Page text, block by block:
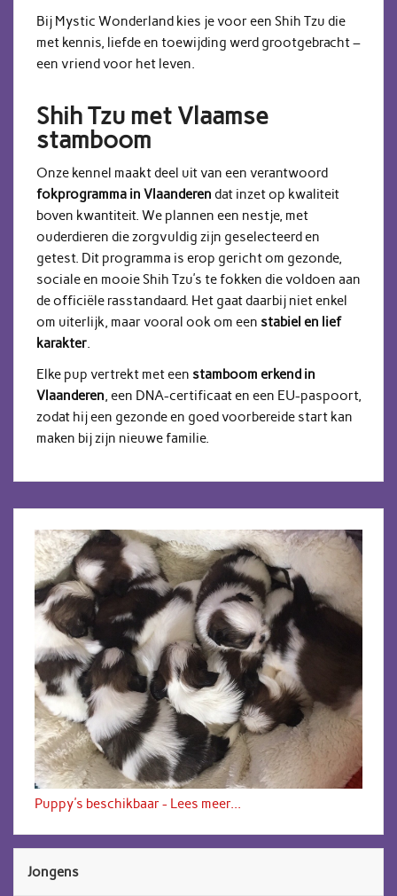
Bij Mystic Wonderland kies je voor een Shih Tzu die
met kennis, liefde en toewijding werd grootgebracht –
een vriend voor het leven.
Shih Tzu met Vlaamse
stamboom
Onze kennel maakt deel uit van een verantwoord
fokprogramma in Vlaanderen dat inzet op kwaliteit
boven kwantiteit. We plannen een nestje, met
ouderdieren die zorgvuldig zijn geselecteerd en
getest. Dit programma is erop gericht om gezonde,
sociale en mooie Shih Tzu’s te fokken die voldoen aan
de officiële rasstandaard. Het gaat daarbij niet enkel
om uiterlijk, maar vooral ook om een stabiel en lief
karakter.
Elke pup vertrekt met een stamboom erkend in
Vlaanderen, een DNA-certificaat en een EU-paspoort,
zodat hij een gezonde en goed voorbereide start kan
maken bij zijn nieuwe familie.
Puppy's beschikbaar - Lees meer...
Jongens